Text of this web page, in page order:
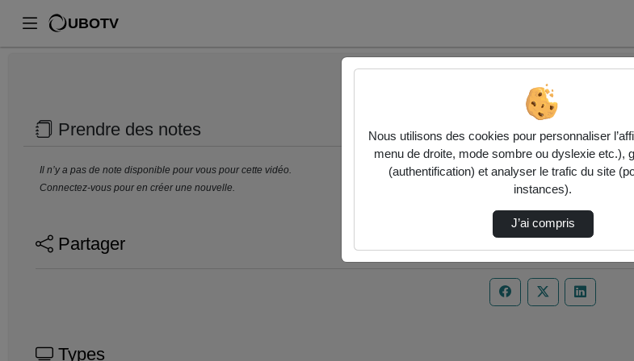
UBOTV
Prendre des notes
Il n’y a pas de note disponible pour vous pour cette vidéo.
Connectez-vous pour en créer une nouvelle.
Partager
Types
Nous utilisons des cookies pour personnaliser
menu de droite, mode sombre ou dyslexie etc.),
(authentification) et analyser le trafic du site
instances).
J’ai compris